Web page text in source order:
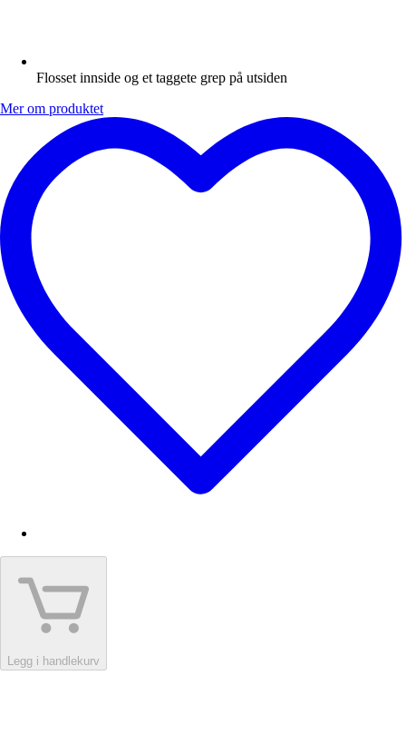
Flosset innside og et taggete grep på utsiden
Mer om produktet
Legg i handlekurv